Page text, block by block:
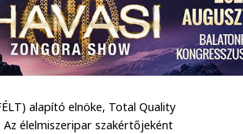
alapító elnöke, Total Quality
élelmiszeripar szakértőjeként